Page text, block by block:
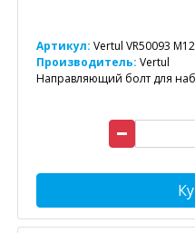
Артикул: Vertul VR50093 M12
Производитель: Vertul
Направляющий болт для